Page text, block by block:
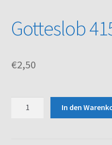
Kasse
Gotteslob
€2,50
In den